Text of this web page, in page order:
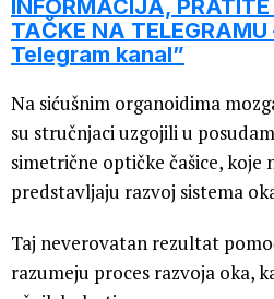
INFORMACIJA,
TAČKE NA
Telegram kanal”
Na sićušnim organoidima
su stručnjaci uzgojili u
simetrične optičke čašice, koje
predstavljaju razvoj sistema
Taj neverovatan rezultat
razumeju proces razvoja oka,